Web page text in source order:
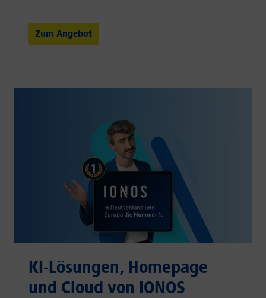
Zum Angebot
KI-Lösungen, Homepage
und Cloud von IONOS